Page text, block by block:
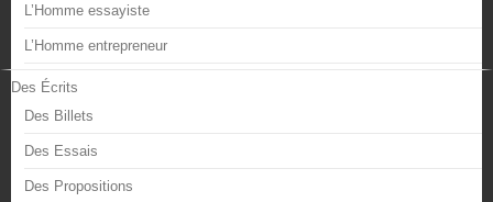
L’Homme essayiste
L’Homme entrepreneur
Des Écrits
Des Billets
Des Essais
Des Propositions